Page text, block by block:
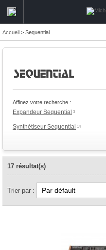
Accueil > Sequential
Affinez votre recherche :
Expandeur Sequential 3
Synthétiseur Sequential 14
17 résultat(s)
Trier par :